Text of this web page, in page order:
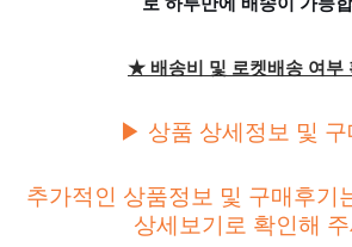
★ 배송비 및 로켓배송 여
▶ 상품 상세정보 및 구
추가적인 상품정보 및 구매후기
상세보기로 확인해